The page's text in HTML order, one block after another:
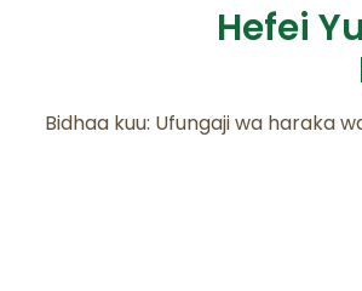
Hefei
Bidhaa kuu: Ufungaji wa haraka